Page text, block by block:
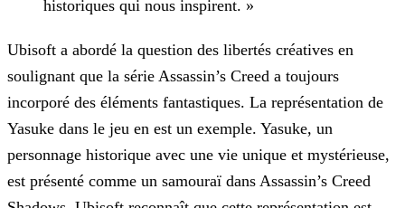
historiques qui nous inspirent. »
Ubisoft a abordé la question des libertés créatives en
soulignant que la série Assassin’s Creed a toujours
incorporé des éléments fantastiques. La représentation de
Yasuke dans le jeu en est un exemple. Yasuke, un
personnage historique avec une vie unique et mystérieuse,
est présenté comme un samouraï dans Assassin’s Creed